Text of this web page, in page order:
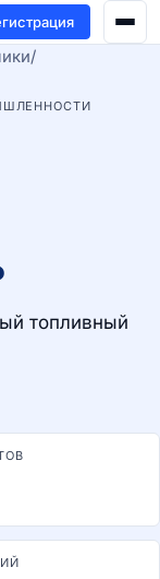
/
топливный